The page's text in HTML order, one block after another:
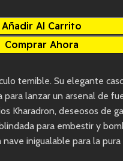
Añadir Al Carrito
Comprar Ahora
temible. Su elegante
lanzar un arsenal de
Kharadron, deseosos de
para embestir y
inigualable para la pura